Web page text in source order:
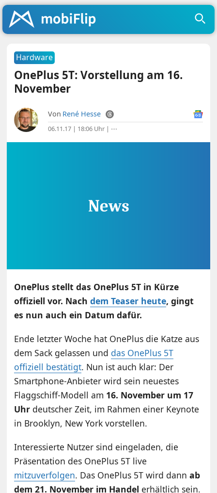
Hardware
OnePlus 5T: Vorstellung am 16.
November
Von René Hesse
06.11.17 | 18:06 Uhr | ⋯
OnePlus stellt das OnePlus 5T in Kürze
offiziell vor. Nachdem Teaser heute, gingt
es nun auch ein Datum dafür.
Ende letzter Woche hat OnePlus die Katze aus
dem Sack gelassen und das OnePlus 5T
offiziell bestätigt. Nun ist auch klar: Der
Smartphone-Anbieter wird sein neuestes
Flaggschiff-Modell am 16. November um 17
Uhr deutscher Zeit, im Rahmen einer Keynote
in Brooklyn, New York vorstellen.
Interessierte Nutzer sind eingeladen, die
Präsentation des OnePlus 5T live
mitzuverfolgen. Das OnePlus 5T wird dannab
dem 21. November im Handel erhältlich sein.